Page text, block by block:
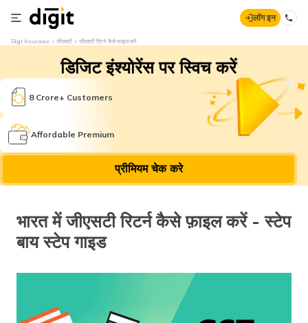
लॉग इन
Digit Insurance जीएसटी जीएसटी रिटर्न कैसे फ़ाइल करें
डिजिट इंश्योरेंस पर स्विच करें
8 Crore+ Customers
Affordable Premium
प्रीमियम चेक करे
भारत में जीएसटी रिटर्न कैसे फ़ाइल करें - स्टेप
बाय स्टेप गाइड